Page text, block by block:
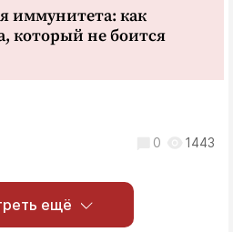
иммунитета: как
который не боится
0 1443
ещё